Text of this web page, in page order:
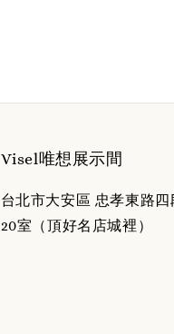
Visel唯想展示間
台北市大安區 忠孝東路四
20室（頂好名店城裡）